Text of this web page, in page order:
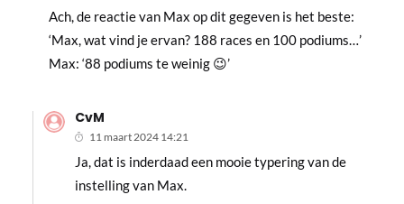
Ach, de reactie van Max op dit gegeven is het beste:
‘Max, wat vind je ervan? 188 races en 100 podiums…’
Max: ‘88 podiums te weinig 😉’
CvM
11 maart 2024 14:21
Ja, dat is inderdaad een mooie typering van de
instelling van Max.